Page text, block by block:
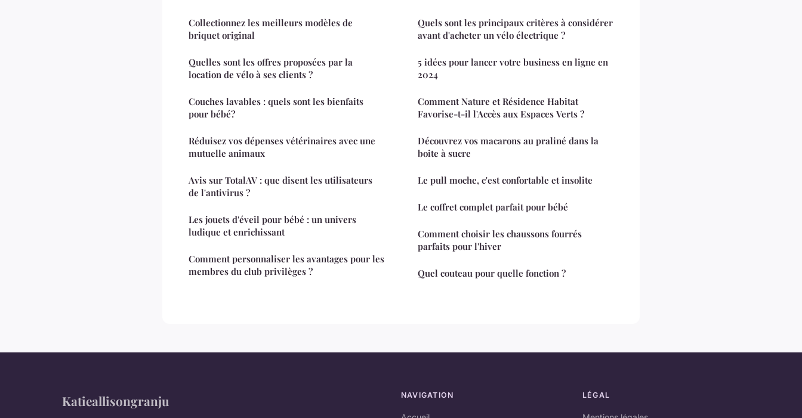
Collectionnez les meilleurs modèles de
briquet original
Quelles sont les offres proposées par la
location de vélo à ses clients ?
Couches lavables : quels sont les bienfaits
pour bébé?
Réduisez vos dépenses vétérinaires avec une
mutuelle animaux
Avis sur TotalAV : que disent les utilisateurs
de l'antivirus ?
Les jouets d'éveil pour bébé : un univers
ludique et enrichissant
Comment personnaliser les avantages pour les
membres du club privilèges ?
Quels sont les principaux critères à considérer
avant d'acheter un vélo électrique ?
5 idées pour lancer votre business en ligne en
2024
Comment Nature et Résidence Habitat
Favorise-t-il l'Accès aux Espaces Verts ?
Découvrez vos macarons au praliné dans la
boite à sucre
Le pull moche, c'est confortable et insolite
Le coffret complet parfait pour bébé
Comment choisir les chaussons fourrés
parfaits pour l'hiver
Quel couteau pour quelle fonction ?
Katieallisongranju NAVIGATION LÉGAL